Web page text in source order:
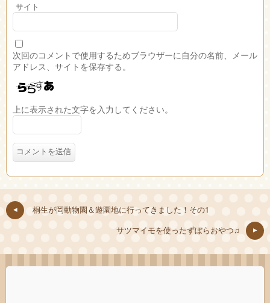
サイト
次回のコメントで使用するためブラウザーに自分の名前、メール
アドレス、サイトを保存する。
上に表示された文字を入力してください。
桐生が岡動物園＆遊園地に行ってきました！その1
サツマイモを使ったずぼらおやつ♫